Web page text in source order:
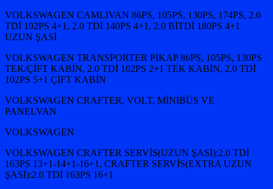
VOLKSWAGEN CAMLIVAN 86PS, 105PS, 130PS, 174PS, 2.0
TDİ 102PS 4+1, 2.0 TDİ 140PS 4+1, 2.0 BİTDİ 180PS 4+1
UZUN ŞASİ
VOLKSWAGEN TRANSPORTER PİKAP 86PS, 105PS, 130PS
TEK/ÇİFT KABİN, 2.0 TDİ 102PS 2+1 TEK KABİN, 2.0 TDİ
102PS 5+1 ÇİFT KABİN
VOLKSWAGEN CRAFTER, VOLT, MİNİBÜS VE
PANELVAN
VOLKSWAGEN
VOLKSWAGEN CRAFTER SERVİS(UZUN ŞASİ):2.0 TDİ
163PS 13+1-14+1-16+1, CRAFTER SERVİS(EXTRA UZUN
ŞASİ):2.0 TDİ 163PS 16+1